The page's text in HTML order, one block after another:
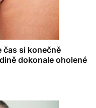
čas si konečně
dokonale oholené